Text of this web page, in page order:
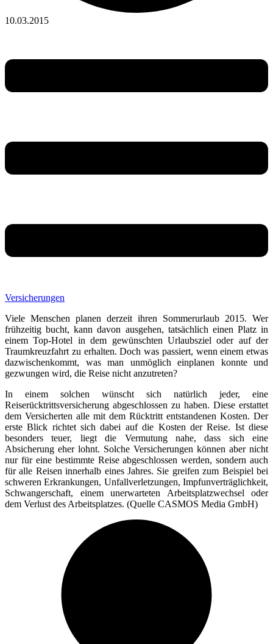
10.03.2015
Versicherungen
Viele Menschen planen derzeit ihren Sommerurlaub 2015. Wer
frühzeitig bucht, kann davon ausgehen, tatsächlich einen Platz in
einem Top-Hotel in dem gewünschten Urlaubsziel oder auf der
Traumkreuzfahrt zu erhalten. Doch was passiert, wenn einem etwas
dazwischenkommt, was man unmöglich einplanen konnte und
gezwungen wird, die Reise nicht anzutreten?
In einem solchen wünscht sich natürlich jeder, eine
Reiserücktrittsversicherung abgeschlossen zu haben. Diese erstattet
dem Versicherten alle mit dem Rücktritt entstandenen Kosten. Der
erste Blick richtet sich dabei auf die Kosten der Reise. Ist diese
besonders teuer, liegt die Vermutung nahe, dass sich eine
Absicherung eher lohnt. Solche Versicherungen können aber nicht
nur für eine bestimmte Reise abgeschlossen werden, sondern auch
für alle Reisen innerhalb eines Jahres. Sie greifen zum Beispiel bei
schweren Erkrankungen, Unfallverletzungen, Impfunverträglichkeit,
Schwangerschaft, einem unerwarteten Arbeitsplatzwechsel oder
dem Verlust des Arbeitsplatzes. (Quelle CASMOS Media GmbH)